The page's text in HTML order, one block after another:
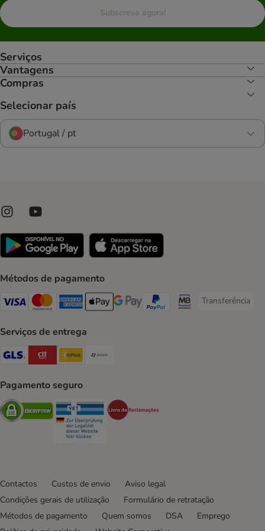
Subscreva agora!
Serviços
Vantagens
Compras
Selecionar país
Portugal / pt
Métodos de pagamento
Visa Payment Method
Mastercard Payment Method
American Express Payment Method
Apple Pay Payment Method
Google Pay Payment Method
PayPal Payment Method
Multibanco Payment
Transferência
Transferência
Serviços de entrega
GLS Shipping Method
CTTExpress Shipping Method
InPost Shipping Method
Pagamento seguro
Security Security
Contactos Custos de envio
Aviso legal
Condições gerais de utilização
Formulário de retratação
Métodos de pagamento
Quem somos DSA
Emprego